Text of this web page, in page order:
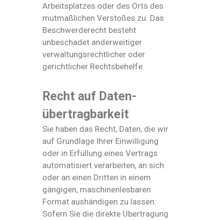
Arbeitsplatzes oder des Orts des
mutmaßlichen Verstoßes zu. Das
Beschwerderecht besteht
unbeschadet anderweitiger
verwaltungsrechtlicher oder
gerichtlicher Rechtsbehelfe.
Recht auf Daten­
übertrag­barkeit
Sie haben das Recht, Daten, die wir
auf Grundlage Ihrer Einwilligung
oder in Erfüllung eines Vertrags
automatisiert verarbeiten, an sich
oder an einen Dritten in einem
gängigen, maschinenlesbaren
Format aushändigen zu lassen.
Sofern Sie die direkte Übertragung